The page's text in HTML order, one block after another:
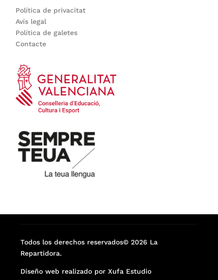
Política de privacitat
Avís legal
Política de galetes
Contacte
Todos los derechos reservados© 2026 La
Repartidora.
Diseño web realizado por Xufa Estudio